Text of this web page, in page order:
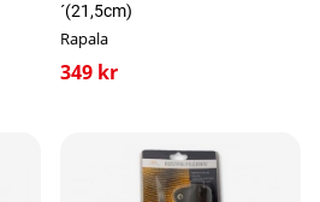
´(21,5cm)
Rapala
349 kr